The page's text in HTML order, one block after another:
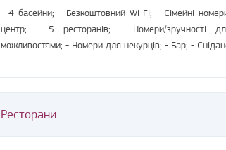
- 4 басейни; - Безкоштовний Wi-Fi; - Сімейні
центр; - 5 ресторанів; - Номери/зручності
можливостями; - Номери для некурців; - Бар; -
Ресторани